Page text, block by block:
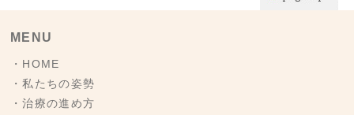
MENU
・HOME
・私たちの姿勢
・治療の進め方